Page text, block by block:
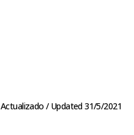
Actualizado / Updated 31/5/2021